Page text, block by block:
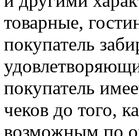
товарные,
покупатель
покупатель
чеков до того,
возможным по